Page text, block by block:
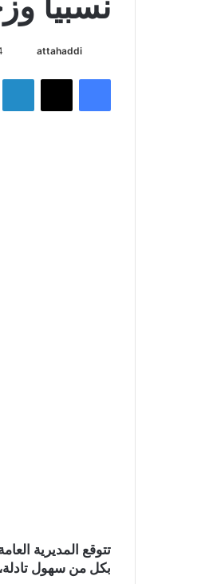
attahaddi
ل
فيسبوك
تتوقع المديرية
بكل من سهول